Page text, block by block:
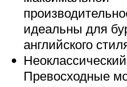
идеальны для
английского
Превосходные